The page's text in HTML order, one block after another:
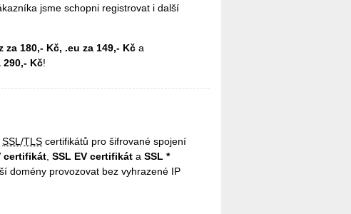
jsme schopni registrovat i další
za 180,- Kč, .eu za 149,- Kč a
Kč!
SSL /TLS certifikátů pro šifrované spojení
certifikát SSL EV certifikát a SSL *
domény provozovat bez vyhrazené IP